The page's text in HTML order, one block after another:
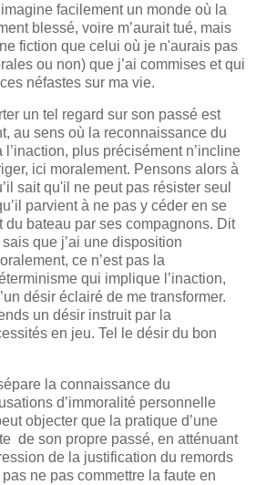
facilement un monde où la
blessé, voire m’aurait tué, mais
fiction que celui où je n'aurais pas
ou non) que j’ai commises et qui
néfastes sur ma vie.
un tel regard sur son passé est
au sens où la reconnaissance du
plus précisément n’incline
ici moralement. Pensons alors à
sait qu'il ne peut pas résister seul
parvient à ne pas y céder en se
du bateau par ses compagnons. Dit
que j’ai une disposition
ce n’est pas la
qui implique l’inaction,
désir éclairé de me transformer.
un désir instruit par la
en jeu. Tel le désir du bon
la connaissance du
d’immoralité personnelle
objecter que la pratique d’une
de son propre passé, en atténuant
de la justification du remords
ne pas commettre la faute en